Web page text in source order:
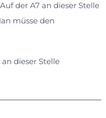
der A7 an dieser Stelle
müsse den
dieser Stelle